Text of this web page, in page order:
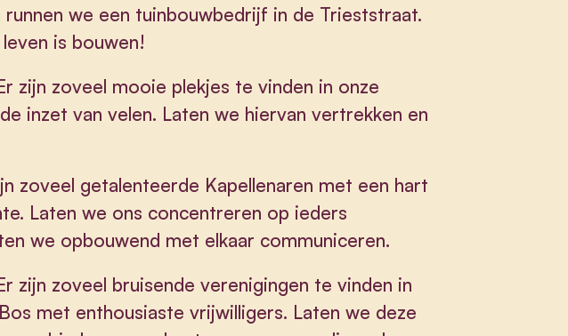
runnen we een tuinbouwbedrijf in de Trieststraat.
is bouwen!
zijn zoveel mooie plekjes te vinden in onze
inzet van velen. Laten we hiervan vertrekken en
zoveel getalenteerde Kapellenaren met een hart
Laten we ons concentreren op ieders
we opbouwend met elkaar communiceren.
zijn zoveel bruisende verenigingen te vinden in
met enthousiaste vrijwilligers. Laten we deze